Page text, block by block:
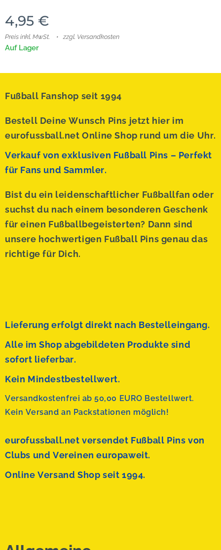
4,95 €
Preis inkl. MwSt. zzgl. Versandkosten
Auf Lager
Fußball Fanshop seit 1994
Bestell Deine Wunsch Pins jetzt hier im
eurofussball.net Online Shop rund um die Uhr.
Verkauf von exklusiven Fußball Pins – Perfekt
für Fans und Sammler.
Bist du ein leidenschaftlicher Fußballfan oder
suchst du nach einem besonderen Geschenk
für einen Fußballbegeisterten? Dann sind
unsere hochwertigen Fußball Pins genau das
richtige für Dich.
Lieferung erfolgt direkt nach Bestelleingang.
Alle im Shop abgebildeten Produkte sind
sofort lieferbar.
Kein Mindestbestellwert.
Versandkostenfrei ab 50,00 EURO Bestellwert.
Kein Versand an Packstationen möglich!
eurofussball.net versendet Fußball Pins von
Clubs und Vereinen europaweit.
Online Versand Shop seit 1994.